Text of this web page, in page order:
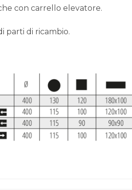
con carrello elevatore.
parti di ricambio.